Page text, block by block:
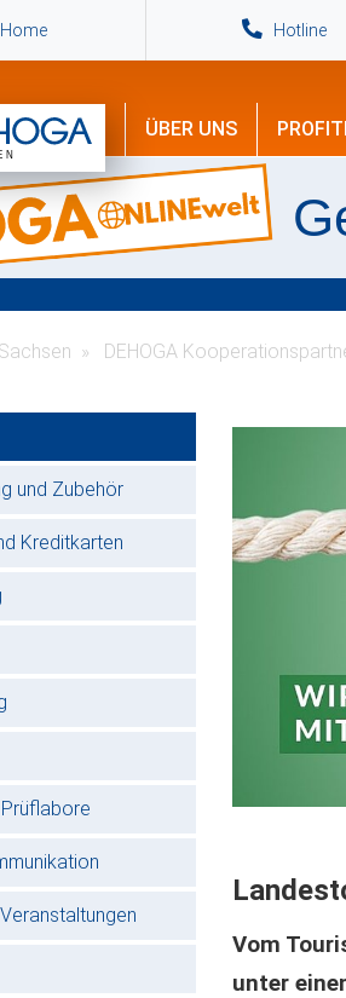
Home Hotline
ÜBER UNS
DEHOGA
und Zubehör
Kreditkarten
Vom
unter